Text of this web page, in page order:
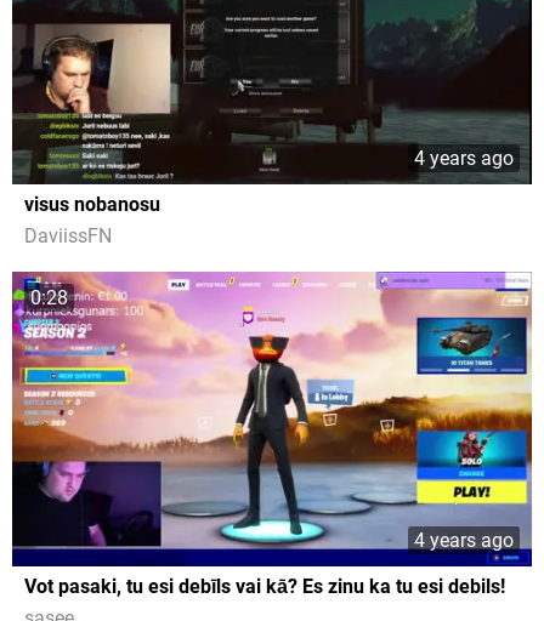
4 years ago
visus nobanosu
DaviissFN
0:28
4 years ago
Vot pasaki, tu esi debīls vai kā? Es zinu ka tu esi debils!